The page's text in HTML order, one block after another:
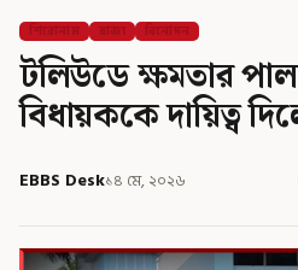
শিরোনাম রাজ্য বিনোদন
টলিউডে ক্ষমতার
বিধায়ককে দায়িত্ব
EBBS Desk১৪ মে, ২০২৬